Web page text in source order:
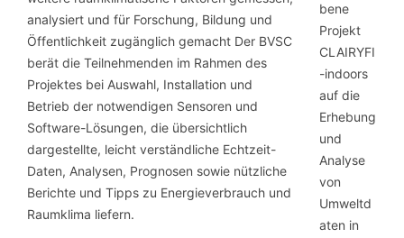
bene
Projekt
CLAIRYFI
-indoors
auf die
Erhebung
und
Analyse
von
Umweltd
aten in